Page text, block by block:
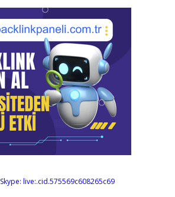
Skype: live:.cid.575569c608265c69